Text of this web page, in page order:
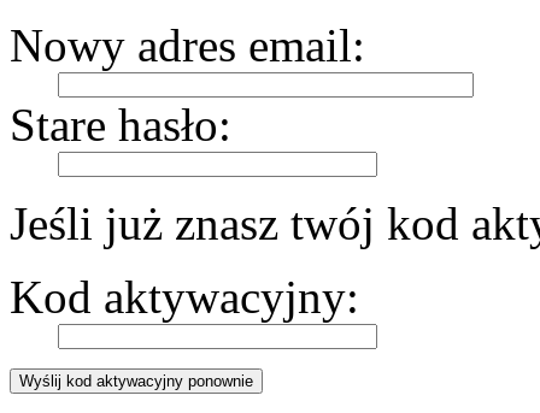
Nowy adres email:
Stare hasło:
Jeśli już znasz twój kod
Kod aktywacyjny: